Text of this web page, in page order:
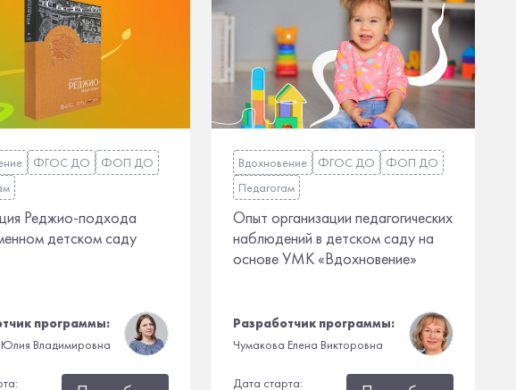
ФГОС ДО
ФОП ДО
Реджио-подхода
детском саду
программы:
Юлия Владимировна
Вдохновение ФГОС ДО
ФОП ДО
Педагогам
Опыт организации педагогических
наблюдений в детском саду на
основе УМК «Вдохновение»
Разработчик программы:
Чумакова Елена Викторовна
Дата старта: